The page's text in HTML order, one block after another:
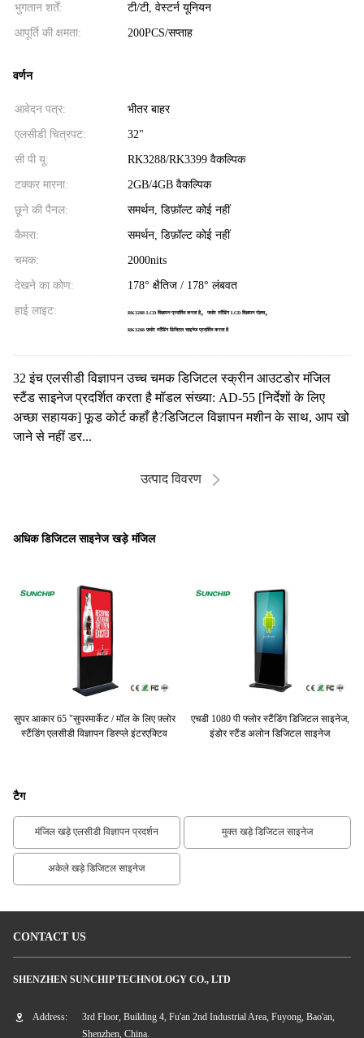
भुगतान शर्तें: टी/टी, वेस्टर्न यूनियन
आपूर्ति की क्षमता: 200PCS/सप्ताह
वर्णन
आवेदन पत्र: भीतर बाहर
एलसीडी चित्रपट: 32"
सी पी यू: RK3288/RK3399 वैकल्पिक
टक्कर मारना: 2GB/4GB वैकल्पिक
छूने की पैनल: समर्थन, डिफ़ॉल्ट कोई नहीं
कैमरा: समर्थन, डिफ़ॉल्ट कोई नहीं
चमक: 2000nits
देखने का कोण: 178° क्षैतिज / 178° लंबवत
हाई लाइट: RK3288 LCD विज्ञापन प्रदर्शित करता है, फ्लोर स्टैंडिंग LCD विज्ञापन रोह्स,
RK3288 फ़्लोर स्टैंडिंग डिजिटल साइनेज प्रदर्शित करता है
32 इंच एलसीडी विज्ञापन उच्च चमक डिजिटल स्क्रीन आउटडोर मंजिल
स्टैंड साइनेज प्रदर्शित करता है मॉडल संख्या: AD-55 [निर्देशों के लिए
अच्छा सहायक] फूड कोर्ट कहाँ है?डिजिटल विज्ञापन मशीन के साथ, आप खो
जाने से नहीं डर...
उत्पाद विवरण
अधिक डिजिटल साइनेज खड़े मंजिल
सुपर आकार 65 "सुपरमार्केट / मॉल के लिए फ़्लोर
स्टैंडिंग एलसीडी विज्ञापन डिस्प्ले इंटरएक्टिव
एचडी 1080 पी फ्लोर स्टैंडिंग डिजिटल साइनेज,
इंडोर स्टैंड अलोन डिजिटल साइनेज
टैग
मंजिल खड़े एलसीडी विज्ञापन प्रदर्शन मुक्त खड़े डिजिटल साइनेज
अकेले खड़े डिजिटल साइनेज
CONTACT US
SHENZHEN SUNCHIP TECHNOLOGY CO., LTD
Address:
3rd Floor, Building 4, Fu'an 2nd Industrial Area, Fuyong, Bao'an,
Shenzhen, China.